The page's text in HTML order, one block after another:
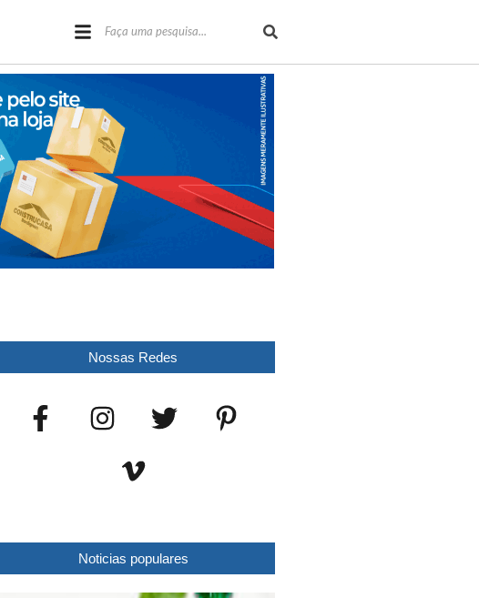
Nossas Redes
Noticias populares